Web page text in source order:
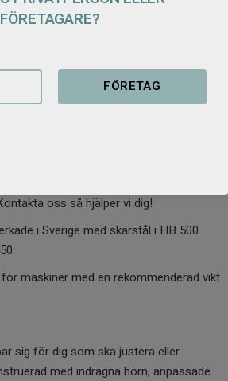
oss så hjälper vi dig!
i Sverige med skärstål i HB 500
maskiner med en rekommenderad vikt
sig för dig som ska justera eller
med indragna hörn, anpassade
FÖRETAGARE?
FÖRETAG